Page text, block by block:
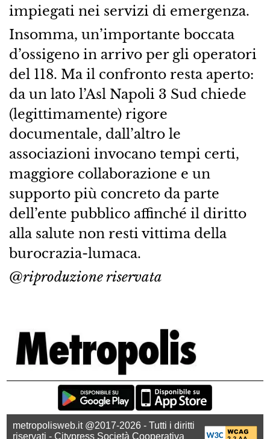
impiegati nei servizi di emergenza.
Insomma, un’importante boccata
d’ossigeno in arrivo per gli operatori
del 118. Ma il confronto resta aperto:
da un lato l’Asl Napoli 3 Sud chiede
(legittimamente) rigore
documentale, dall’altro le
associazioni invocano tempi certi,
maggiore collaborazione e un
supporto più concreto da parte
dell’ente pubblico affinché il diritto
alla salute non resti vittima della
burocrazia-lumaca.
@riproduzione riservata
metropolisweb.it @2017-2026 - Tutti i diritti
riservati - Citypress Società Cooperativa